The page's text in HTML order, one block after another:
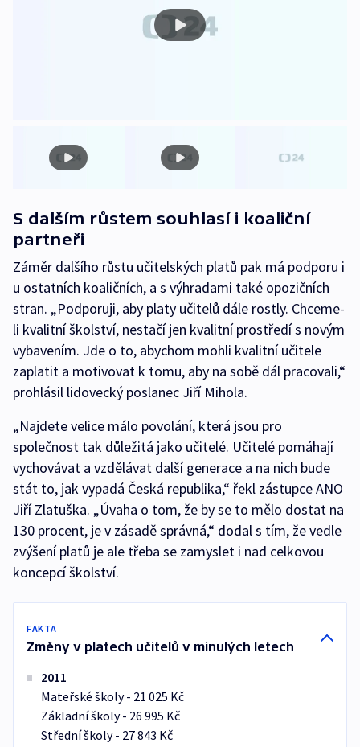
S dalším růstem souhlasí i koaliční
partneři
Záměr dalšího růstu učitelských platů pak má podporu i
u ostatních koaličních, a s výhradami také opozičních
stran. „Podporuji, aby platy učitelů dále rostly. Chceme-
li kvalitní školství, nestačí jen kvalitní prostředí s novým
vybavením. Jde o to, abychom mohli kvalitní učitele
zaplatit a motivovat k tomu, aby na sobě dál pracovali,“
prohlásil lidovecký poslanec Jiří Mihola.
„Najdete velice málo povolání, která jsou pro
společnost tak důležitá jako učitelé. Učitelé pomáhají
vychovávat a vzdělávat další generace a na nich bude
stát to, jak vypadá Česká republika,“ řekl zástupce ANO
Jiří Zlatuška. „Úvaha o tom, že by se to mělo dostat na
130 procent, je v zásadě správná,“ dodal s tím, že vedle
zvýšení platů je ale třeba se zamyslet i nad celkovou
koncepcí školství.
FAKTA
Změny v platech učitelů v minulých letech
2011
Mateřské školy - 21 025 Kč
Základní školy - 26 995 Kč
Střední školy - 27 843 Kč